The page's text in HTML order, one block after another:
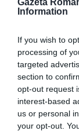
Gazeta
Information
If you wish to
processing of
targeted
section to
opt-out request
interest-based
us or personal
your opt-out.
„A fost
sale. Am trăit
viaţa mea.
inacceptabil
tatălui şi
mai spus
plâns atât de